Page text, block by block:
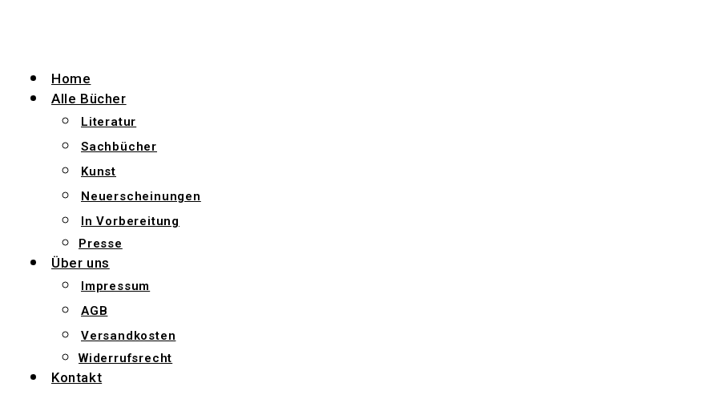
Home
Alle Bücher
Literatur
Sachbücher
Kunst
Neuerscheinungen
In Vorbereitung
Presse
Über uns
Impressum
AGB
Versandkosten
Widerrufsrecht
Kontakt